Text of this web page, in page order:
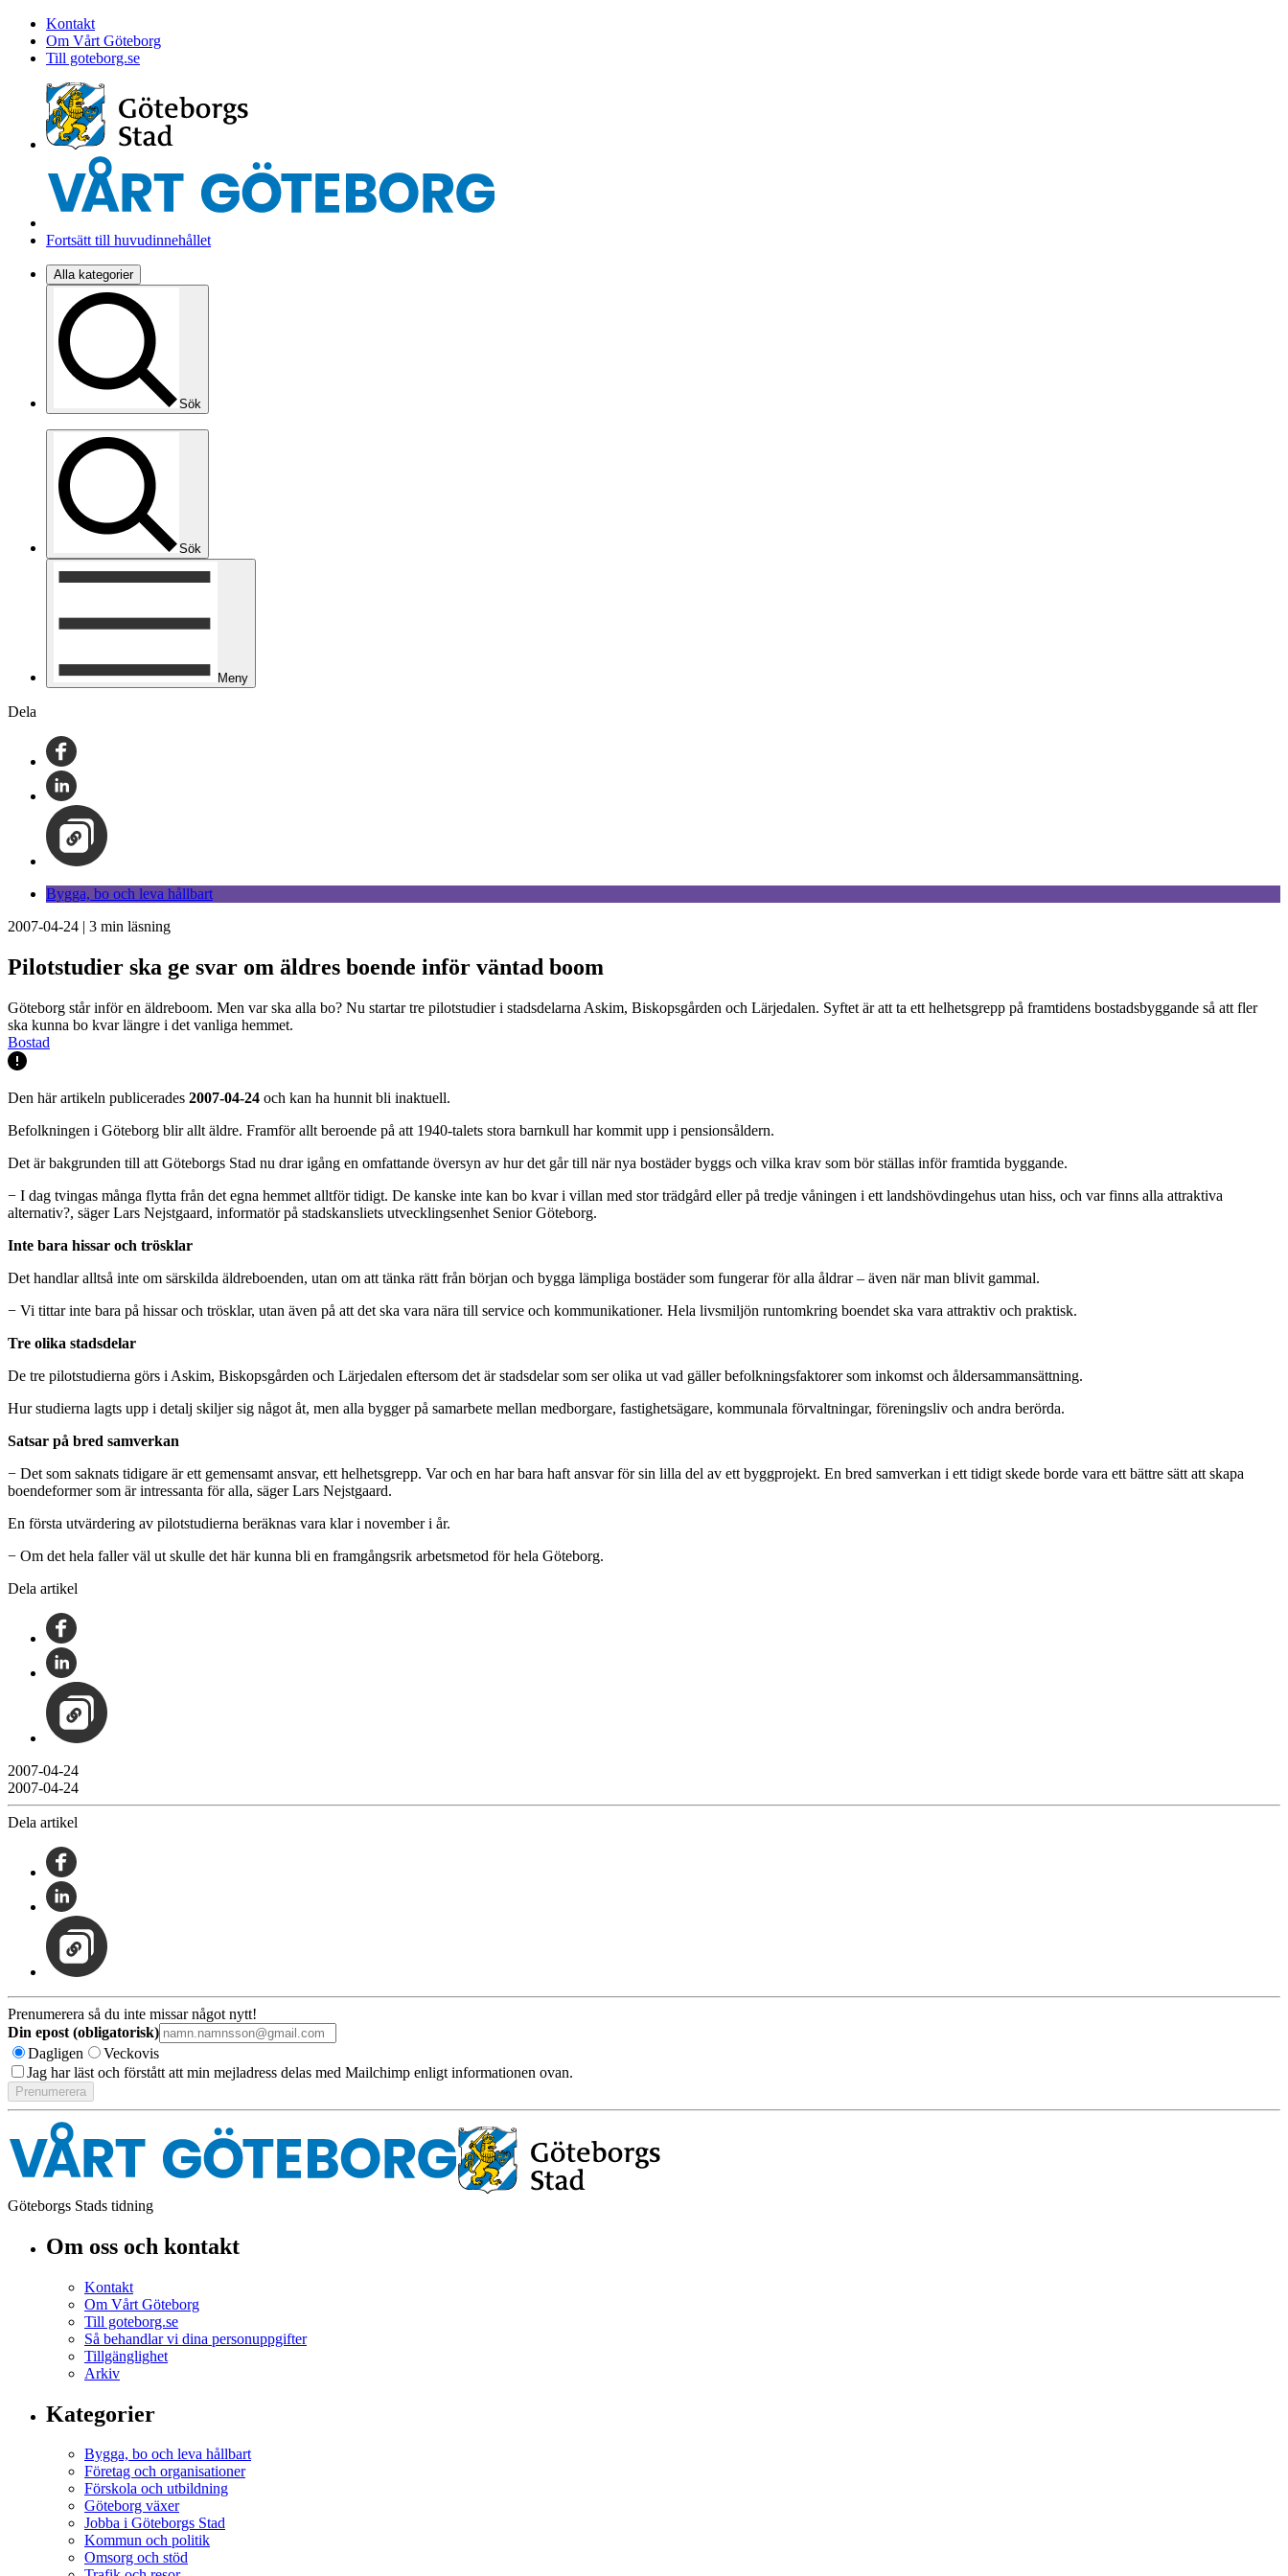
Kontakt
Om Vårt Göteborg
Till goteborg.se
Fortsätt till huvudinnehållet
Alla kategorier
Sök
Sök
Meny
Dela
Bygga, bo och leva hållbart
2007-04-24 | 3 min läsning
Pilotstudier ska ge svar om äldres boende inför väntad boom
Göteborg står inför en äldreboom. Men var ska alla bo? Nu startar tre pilotstudier i stadsdelarna Askim, Biskopsgården och Lärjedalen. Syftet är att ta ett helhetsgrepp på framtidens bostadsbyggande så att fler
ska kunna bo kvar längre i det vanliga hemmet.
Bostad
Den här artikeln publicerades 2007-04-24 och kan ha hunnit bli inaktuell.
Befolkningen i Göteborg blir allt äldre. Framför allt beroende på att 1940-talets stora barnkull har kommit upp i pensionsåldern.
Det är bakgrunden till att Göteborgs Stad nu drar igång en omfattande översyn av hur det går till när nya bostäder byggs och vilka krav som bör ställas inför framtida byggande.
− I dag tvingas många flytta från det egna hemmet alltför tidigt. De kanske inte kan bo kvar i villan med stor trädgård eller på tredje våningen i ett landshövdingehus utan hiss, och var finns alla attraktiva
alternativ?, säger Lars Nejstgaard, informatör på stadskansliets utvecklingsenhet Senior Göteborg.
Inte bara hissar och trösklar
Det handlar alltså inte om särskilda äldreboenden, utan om att tänka rätt från början och bygga lämpliga bostäder som fungerar för alla åldrar – även när man blivit gammal.
− Vi tittar inte bara på hissar och trösklar, utan även på att det ska vara nära till service och kommunikationer. Hela livsmiljön runtomkring boendet ska vara attraktiv och praktisk.
Tre olika stadsdelar
De tre pilotstudierna görs i Askim, Biskopsgården och Lärjedalen eftersom det är stadsdelar som ser olika ut vad gäller befolkningsfaktorer som inkomst och åldersammansättning.
Hur studierna lagts upp i detalj skiljer sig något åt, men alla bygger på samarbete mellan medborgare, fastighetsägare, kommunala förvaltningar, föreningsliv och andra berörda.
Satsar på bred samverkan
− Det som saknats tidigare är ett gemensamt ansvar, ett helhetsgrepp. Var och en har bara haft ansvar för sin lilla del av ett byggprojekt. En bred samverkan i ett tidigt skede borde vara ett bättre sätt att skapa
boendeformer som är intressanta för alla, säger Lars Nejstgaard.
En första utvärdering av pilotstudierna beräknas vara klar i november i år.
− Om det hela faller väl ut skulle det här kunna bli en framgångsrik arbetsmetod för hela Göteborg.
Dela artikel
2007-04-24
2007-04-24
Dela artikel
Prenumerera så du inte missar något nytt!
Din epost (obligatorisk)
Dagligen
Veckovis
Jag har läst och förstått att min mejladress delas med Mailchimp enligt informationen ovan.
Göteborgs Stads tidning
Om oss och kontakt
Kontakt
Om Vårt Göteborg
Till goteborg.se
Så behandlar vi dina personuppgifter
Tillgänglighet
Arkiv
Kategorier
Bygga, bo och leva hållbart
Företag och organisationer
Förskola och utbildning
Göteborg växer
Jobba i Göteborgs Stad
Kommun och politik
Omsorg och stöd